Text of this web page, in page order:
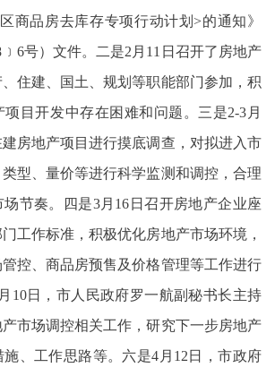
商品房去库存专项行动计划>的通知》
号）文件。二是2月11日召开了房地产
住建、国土、规划等职能部门参加，积
目开发中存在困难和问题。三是2-3月
房地产项目进行摸底调查，对拟进入市
型、量价等进行科学监测和调控，合理
节奏。四是3月16日召开房地产企业座
工作标准，积极优化房地产市场环境，
控、商品房预售及价格管理等工作进行
10日，市人民政府罗一航副秘书长主持
市场调控相关工作，研究下一步房地产
、工作思路等。六是4月12日，市政府